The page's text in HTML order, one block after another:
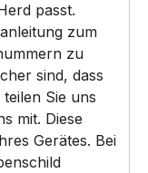
passt.
zum
zu
sind, dass
Sie uns
mit. Diese
Gerätes. Bei